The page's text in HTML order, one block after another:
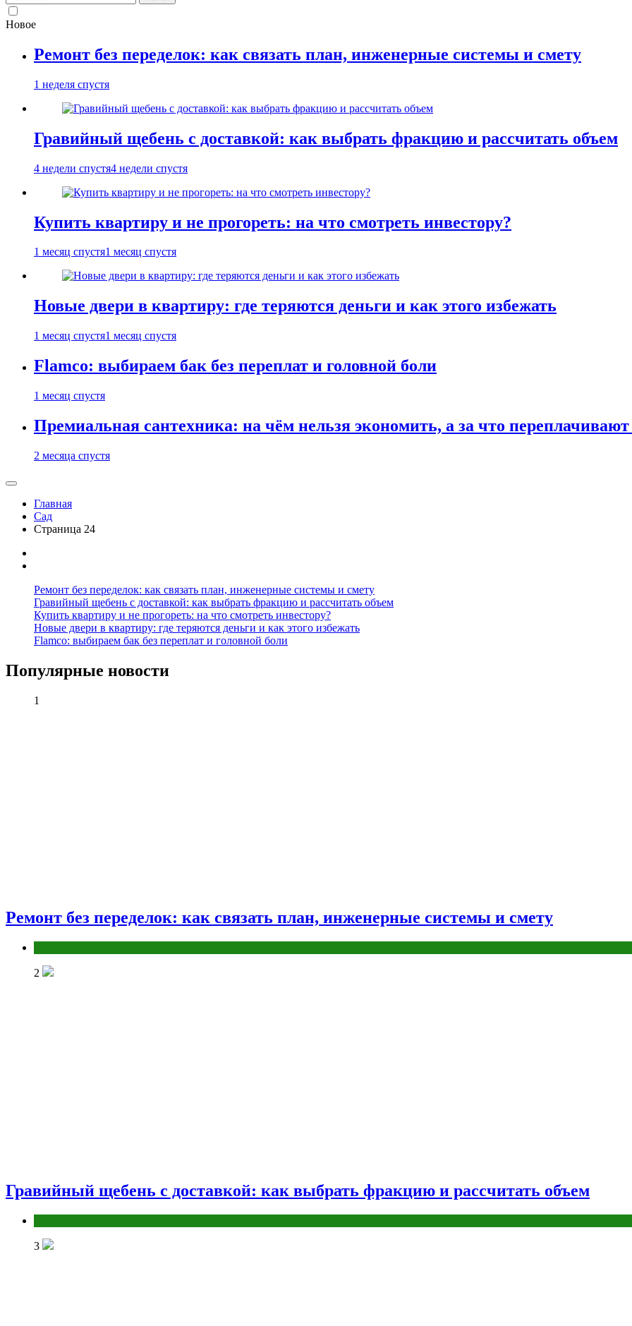
Новое
Ремонт без переделок: как связать план, инженерные системы и смету
1 неделя спустя
Гравийный щебень с доставкой: как выбрать фракцию и рассчитать объем
4 недели спустя4 недели спустя
Купить квартиру и не прогореть: на что смотреть инвестору?
1 месяц спустя1 месяц спустя
Новые двери в квартиру: где теряются деньги и как этого избежать
1 месяц спустя1 месяц спустя
Flamco: выбираем бак без переплат и головной боли
1 месяц спустя
Премиальная сантехника: на чём нельзя экономить, а за что переплачивают
2 месяца спустя
Главная
Сад
Страница 24
Ремонт без переделок: как связать план, инженерные системы и смету
Гравийный щебень с доставкой: как выбрать фракцию и рассчитать объем
Купить квартиру и не прогореть: на что смотреть инвестору?
Новые двери в квартиру: где теряются деньги и как этого избежать
Flamco: выбираем бак без переплат и головной боли
Популярные новости
1
Ремонт без переделок: как связать план, инженерные системы и смету
2
Гравийный щебень с доставкой: как выбрать фракцию и рассчитать объем
3